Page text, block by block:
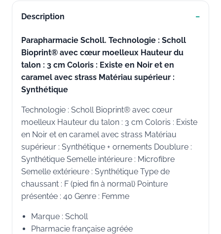
Description
Parapharmacie Scholl. Technologie : Scholl
Bioprint® avec cœur moelleux Hauteur du
talon : 3 cm Coloris : Existe en Noir et en
caramel avec strass Matériau supérieur :
Synthétique
Technologie : Scholl Bioprint® avec cœur
moelleux Hauteur du talon : 3 cm Coloris : Existe
en Noir et en caramel avec strass Matériau
supérieur : Synthétique + ornements Doublure :
Synthétique Semelle intérieure : Microfibre
Semelle extérieure : Synthétique Type de
chaussant : F (pied fin à normal) Pointure
présentée : 40 Genre : Femme
Marque : Scholl
Pharmacie française agréée